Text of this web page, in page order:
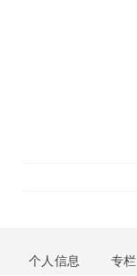
个人信息 专栏